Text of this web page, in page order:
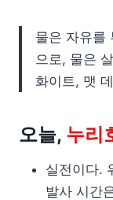
물은 자유를
으로, 물은
화이트, 맷
오늘, 누리
실전이다.
발사 시간